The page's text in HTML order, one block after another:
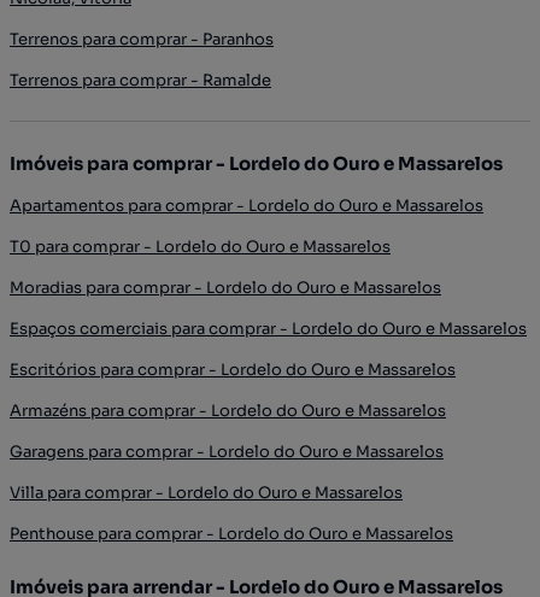
Terrenos para comprar - Paranhos
Terrenos para comprar - Ramalde
Imóveis para comprar - Lordelo do Ouro e Massarelos
Apartamentos para comprar - Lordelo do Ouro e Massarelos
T0 para comprar - Lordelo do Ouro e Massarelos
Moradias para comprar - Lordelo do Ouro e Massarelos
Espaços comerciais para comprar - Lordelo do Ouro e Massarelos
Escritórios para comprar - Lordelo do Ouro e Massarelos
Armazéns para comprar - Lordelo do Ouro e Massarelos
Garagens para comprar - Lordelo do Ouro e Massarelos
Villa para comprar - Lordelo do Ouro e Massarelos
Penthouse para comprar - Lordelo do Ouro e Massarelos
Imóveis para arrendar - Lordelo do Ouro e Massarelos